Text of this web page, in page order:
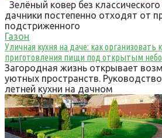
Зелёный ковер без
дачники постепенно отходят от
подстриженного
Газон
Уличная кухня на даче: как
приготовления пищи под открытым
Загородная жизнь открывает
уютных пространств.
летней кухни на дачном